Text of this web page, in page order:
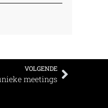
VOLGENDE
meetings